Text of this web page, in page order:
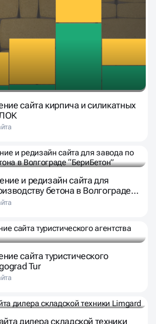
сайта кирпича и силикатных
и редизайн сайта для
бетона в Волгограде
сайта туристического
Tur
дилера складской техники